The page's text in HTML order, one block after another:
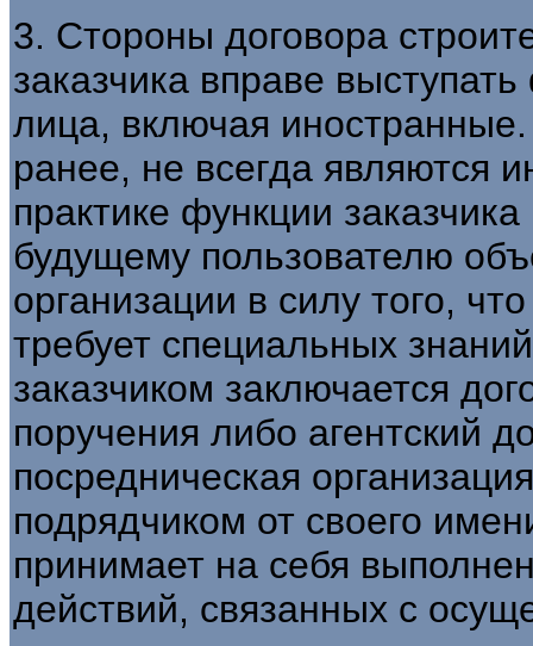
3. Стороны договора
заказчика вправе
лица, включая
ранее, не всегда являются
практике функции
будущему пользователю
организации в силу того,
требует специальных
заказчиком заключается
поручения либо агентский
посредническая
подрядчиком от своего
принимает на себя
действий, связанных с